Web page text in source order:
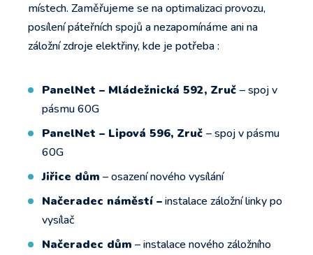
místech. Zaměřujeme se na optimalizaci provozu,
posílení páteřních spojů a nezapomínáme ani na
záložní zdroje elektřiny, kde je potřeba :
PanelNet – Mládežnická 592, Zruč – spoj v
pásmu 60G
PanelNet – Lipová 596, Zruč – spoj v pásmu
60G
Jiřice dům – osazení nového vysílání
Načeradec náměstí –instalace záložní linky po
vysílač
Načeradec dům – instalace nového záložního